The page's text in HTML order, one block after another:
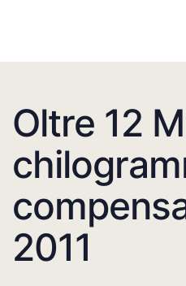
Oltre 12
2011